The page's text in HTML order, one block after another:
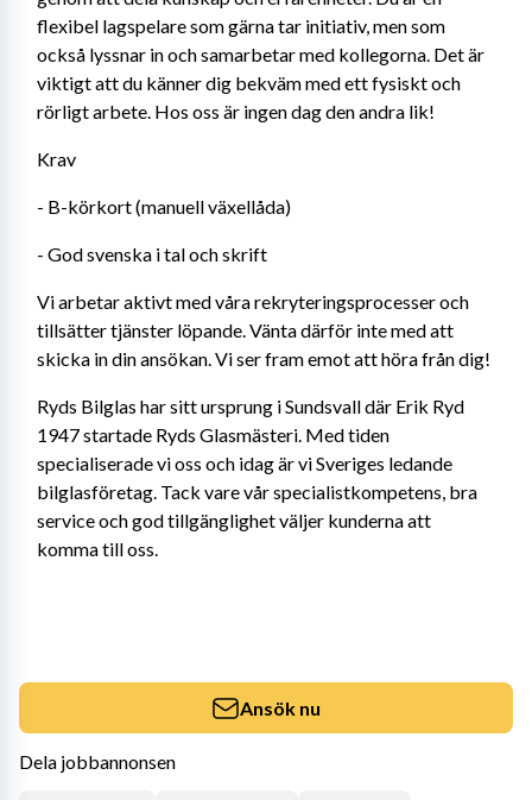
flexibel lagspelare som gärna tar initiativ, men som
också lyssnar in och samarbetar med kollegorna. Det är
viktigt att du känner dig bekväm med ett fysiskt och
rörligt arbete. Hos oss är ingen dag den andra lik!
Krav
- B-körkort (manuell växellåda)
- God svenska i tal och skrift
Vi arbetar aktivt med våra rekryteringsprocesser och
tillsätter tjänster löpande. Vänta därför inte med att
skicka in din ansökan. Vi ser fram emot att höra från dig!
Ryds Bilglas har sitt ursprung i Sundsvall där Erik Ryd
1947 startade Ryds Glasmästeri. Med tiden
specialiserade vi oss och idag är vi Sveriges ledande
bilglasföretag. Tack vare vår specialistkompetens, bra
service och god tillgänglighet väljer kunderna att
komma till oss.
Ansök nu
Dela jobbannonsen